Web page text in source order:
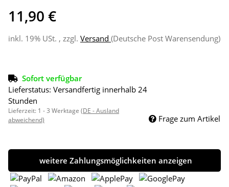
11,90 €
inkl. 19% USt. , zzgl. Versand (Deutsche Post Warensendung)
Sofort verfügbar
Lieferstatus: Versandfertig innerhalb 24
Stunden
Lieferzeit: 1 - 3 Werktage (DE - Ausland
abweichend)
Frage zum Artikel
weitere Zahlungsmöglichkeiten anzeigen